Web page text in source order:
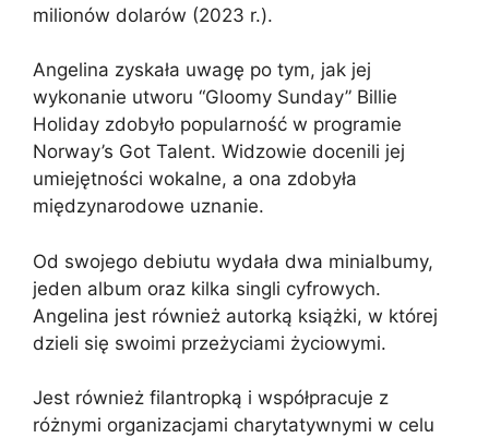
milionów dolarów (2023 r.).
Angelina zyskała uwagę po tym, jak jej
wykonanie utworu “Gloomy Sunday” Billie
Holiday zdobyło popularność w programie
Norway’s Got Talent. Widzowie docenili jej
umiejętności wokalne, a ona zdobyła
międzynarodowe uznanie.
Od swojego debiutu wydała dwa minialbumy,
jeden album oraz kilka singli cyfrowych.
Angelina jest również autorką książki, w której
dzieli się swoimi przeżyciami życiowymi.
Jest również filantropką i współpracuje z
różnymi organizacjami charytatywnymi w celu